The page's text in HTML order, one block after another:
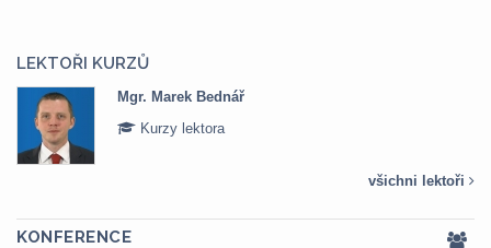
LEKTOŘI KURZŮ
Mgr. Marek Bednář
Kurzy lektora
všichni lektoři
KONFERENCE